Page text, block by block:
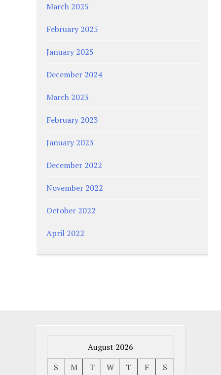
March 2025
February 2025
January 2025
December 2024
March 2023
February 2023
January 2023
December 2022
November 2022
October 2022
April 2022
August 2026
S
M T W T F S